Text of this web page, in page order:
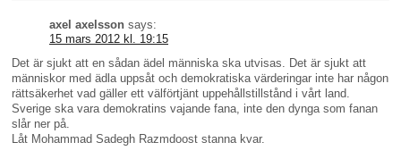
axel axelsson says:
15 mars 2012 kl. 19:15
Det är sjukt att en sådan ädel människa ska utvisas. Det är sjukt att
människor med ädla uppsåt och demokratiska värderingar inte har någon
rättsäkerhet vad gäller ett välförtjänt uppehållstillstånd i vårt land.
Sverige ska vara demokratins vajande fana, inte den dynga som fanan
slår ner på.
Låt Mohammad Sadegh Razmdoost stanna kvar.